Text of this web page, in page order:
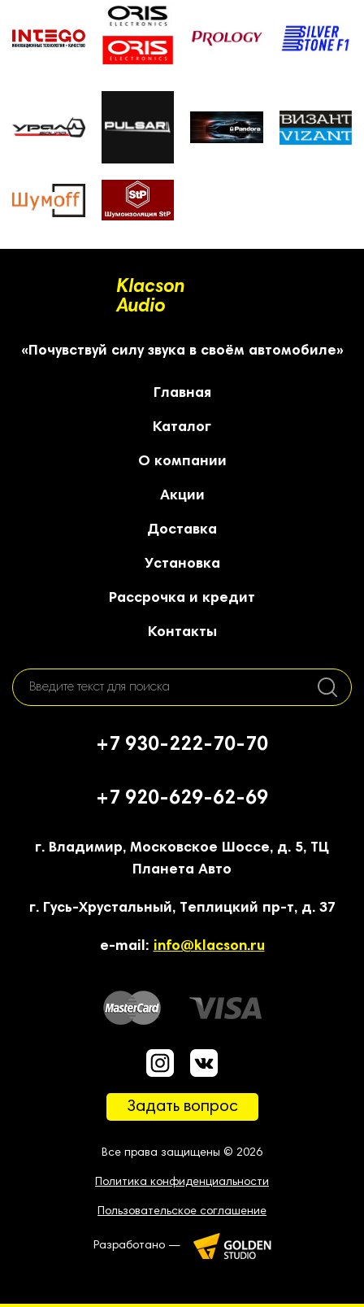
Klacson
Audio
«Почувствуй силу звука в своём автомобиле»
Главная
Каталог
О компании
Акции
Доставка
Установка
Рассрочка и кредит
Контакты
+7 930-222-70-70
+7 920-629-62-69
г. Владимир, Московское Шоссе, д. 5, ТЦ
Планета Авто
г. Гусь-Хрустальный, Теплицкий пр-т, д. 37
e-mail: info@klacson.ru
Задать вопрос
Все права защищены © 2026
Политика конфиденциальности
Пользовательское соглашение
Разработано —